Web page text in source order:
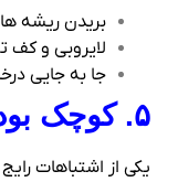
بریدن ریشه‌
لایروبی و کف‌
جا به‌ جایی
۵. کوچک بودن حجم چاه اولیه
یکی از اشتباهات